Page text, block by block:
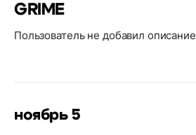
GRIME
Пользователь не добавил описание
ноябрь 5